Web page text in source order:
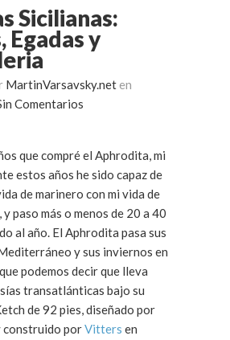
Sicilianas:
Egadas y
MartinVarsavsky.net en
Comentarios
que compré el Aphrodita, mi
estos años he sido capaz de
de marinero con mi vida de
paso más o menos de 20 a 40
al año. El Aphrodita pasa sus
y sus inviernos en
podemos decir que lleva
transatlánticas bajo su
de 92 pies, diseñado por
construido porVitters en